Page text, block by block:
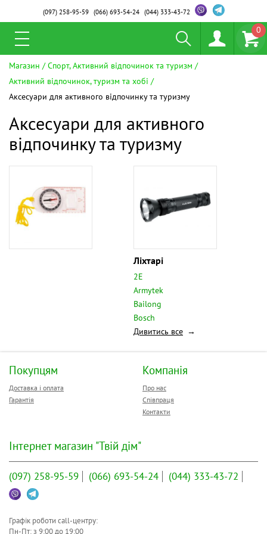
(097)258-95-59 (066)693-54-24 (044)333-43-72
0
Магазин
Спорт, Активний відпочинок та туризм
Активний відпочинок, туризм та хобі
Аксесуари для активного відпочинку та туризму
Аксесуари для активного
відпочинку та туризму
Ліхтарі
2Е
Armytek
Bailong
Bosch
Дивитись все
Покупцям
Доставка і оплата
Гарантія
Компанія
Про нас
Співпраця
Контакти
Інтернет магазин "Твій дім"
(097) 258-95-59 (066) 693-54-24 (044) 333-43-72
Графік роботи call-центру:
Пн-Пт: з 9:00до 19:00